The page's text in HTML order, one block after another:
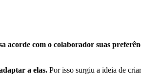
acorde com o colaborador suas
a elas. Por isso surgiu a ideia de